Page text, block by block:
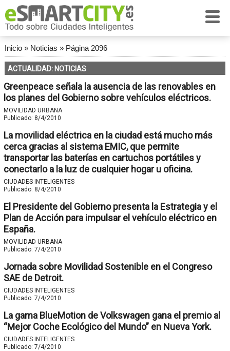
Inicio» Noticias » Página 2096
ACTUALIDAD: NOTICIAS
Greenpeace señala la ausencia de las renovables en
los planes del Gobierno sobre vehículos eléctricos.
MOVILIDAD URBANA
Publicado: 8/4/2010
La movilidad eléctrica en la ciudad está mucho más
cerca gracias al sistema EMIC, que permite
transportar las baterías en cartuchos portátiles y
conectarlo a la luz de cualquier hogar u oficina.
CIUDADES INTELIGENTES
Publicado: 8/4/2010
El Presidente del Gobierno presenta la Estrategia y el
Plan de Acción para impulsar el vehículo eléctrico en
España.
MOVILIDAD URBANA
Publicado: 7/4/2010
Jornada sobre Movilidad Sostenible en el Congreso
SAE de Detroit.
CIUDADES INTELIGENTES
Publicado: 7/4/2010
La gama BlueMotion de Volkswagen gana el premio al
“Mejor Coche Ecológico del Mundo” en Nueva York.
CIUDADES INTELIGENTES
Publicado: 7/4/2010